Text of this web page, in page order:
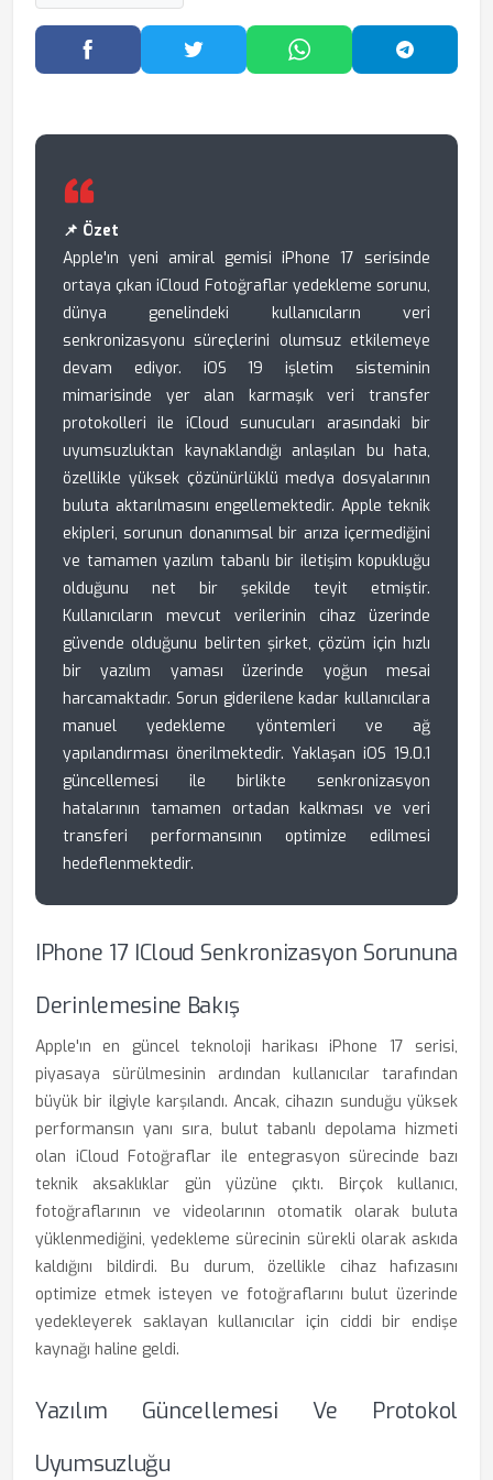
Facebook'ta PaylaşTwitter'da PaylaşWhatsApp'ta Paylaş
📌 Özet
Apple'ın yeni amiral gemisi iPhone 17 serisinde
ortaya çıkan iCloud Fotoğraflar yedekleme sorunu,
dünya genelindeki kullanıcıların veri
senkronizasyonu süreçlerini olumsuz etkilemeye
devam ediyor. iOS 19 işletim sisteminin
mimarisinde yer alan karmaşık veri transfer
protokolleri ile iCloud sunucuları arasındaki bir
uyumsuzluktan kaynaklandığı anlaşılan bu hata,
özellikle yüksek çözünürlüklü medya dosyalarının
buluta aktarılmasını engellemektedir. Apple teknik
ekipleri, sorunun donanımsal bir arıza içermediğini
ve tamamen yazılım tabanlı bir iletişim kopukluğu
olduğunu net bir şekilde teyit etmiştir.
Kullanıcıların mevcut verilerinin cihaz üzerinde
güvende olduğunu belirten şirket, çözüm için hızlı
bir yazılım yaması üzerinde yoğun mesai
harcamaktadır. Sorun giderilene kadar kullanıcılara
manuel yedekleme yöntemleri ve ağ
yapılandırması önerilmektedir. Yaklaşan iOS 19.0.1
güncellemesi ile birlikte senkronizasyon
hatalarının tamamen ortadan kalkması ve veri
transferi performansının optimize edilmesi
hedeflenmektedir.
IPhone 17 ICloud Senkronizasyon Sorununa
Derinlemesine Bakış
Apple'ın en güncel teknoloji harikası iPhone 17 serisi,
piyasaya sürülmesinin ardından kullanıcılar tarafından
büyük bir ilgiyle karşılandı. Ancak, cihazın sunduğu yüksek
performansın yanı sıra, bulut tabanlı depolama hizmeti
olan iCloud Fotoğraflar ile entegrasyon sürecinde bazı
teknik aksaklıklar gün yüzüne çıktı. Birçok kullanıcı,
fotoğraflarının ve videolarının otomatik olarak buluta
yüklenmediğini, yedekleme sürecinin sürekli olarak askıda
kaldığını bildirdi. Bu durum, özellikle cihaz hafızasını
optimize etmek isteyen ve fotoğraflarını bulut üzerinde
yedekleyerek saklayan kullanıcılar için ciddi bir endişe
kaynağı haline geldi.
Yazılım Güncellemesi Ve Protokol
Uyumsuzluğu